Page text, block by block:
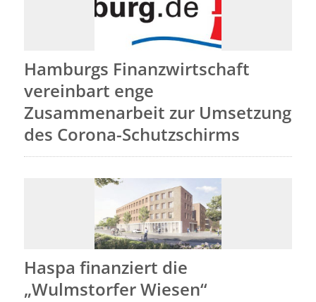
Hamburgs Finanzwirtschaft
vereinbart enge
Zusammenarbeit zur Umsetzung
des Corona-Schutzschirms
Haspa finanziert die
„Wulmstorfer Wiesen“